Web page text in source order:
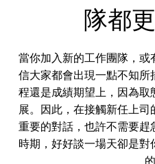
隊都
當你加入新的工作團隊，或
信大家都會出現一點不知
程還是成績期望上，因為取
展。因此，在接觸新任上
重要的對話，也許不需要趕
時期，好好談一場天卻是
的